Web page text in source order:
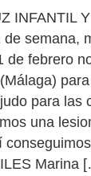
INFANTIL
semana,
de febrero
para las
una
Marina